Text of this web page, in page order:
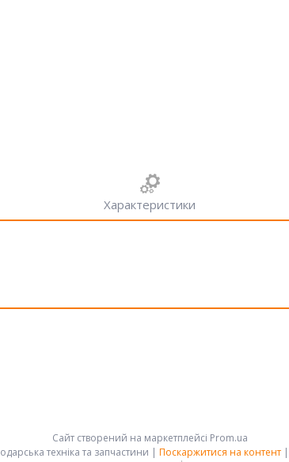
Характеристики
Сайт створений на маркетплейсі Prom.ua
АРК-ГРУПП - сільськогосподарська техніка та запчастини | Поскаржитися на контент |